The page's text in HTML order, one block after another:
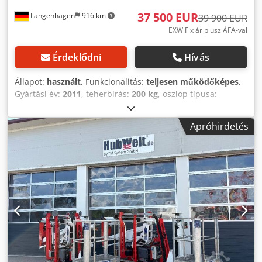
Langenhagen 916 km 37 500 EUR39 900 EUR
EXW Fix ár plusz ÁFA-val
Érdeklődni Hívás
Állapot: használt, Funkcionalitás: teljesen működőképes,
Gyártási év: 2011, teherbírás: 200 kg, oszlop típusa:
, emelési magasság:
3 050 kg, szállítási hossz:6 400 mm, szállítási szélesség:
1 100 mm, szállítási magasság: 1 990 mm,
üzemanyagtípus:
elektromos, Használt OMME 2200 RBD
Teleszkópos, lánctalpas munkaplatform kombinált
meghajtással: akkumulátor / dízel Maximális
munkamagasság: 21,80 m Maximális hatótávolság: 12,20 m
Maximális teherbírás: 200 kg Maximális emelkedési szög:
19 fok Meghajtás: Kubota dízelmotor, 18,8 LE és 24 V / 200
Ah akkumulátor, 5 óra üzemidő Szín: piros Különleges
jellemzők: nem hagy nyomot a világos színű lánctalp,
vezeték nélküli távirányító, teljesítménytranszformátor
Jellemzők: - Levehető kosár - Forgatható kosár +/- 41 fok -
Apróhirdetés